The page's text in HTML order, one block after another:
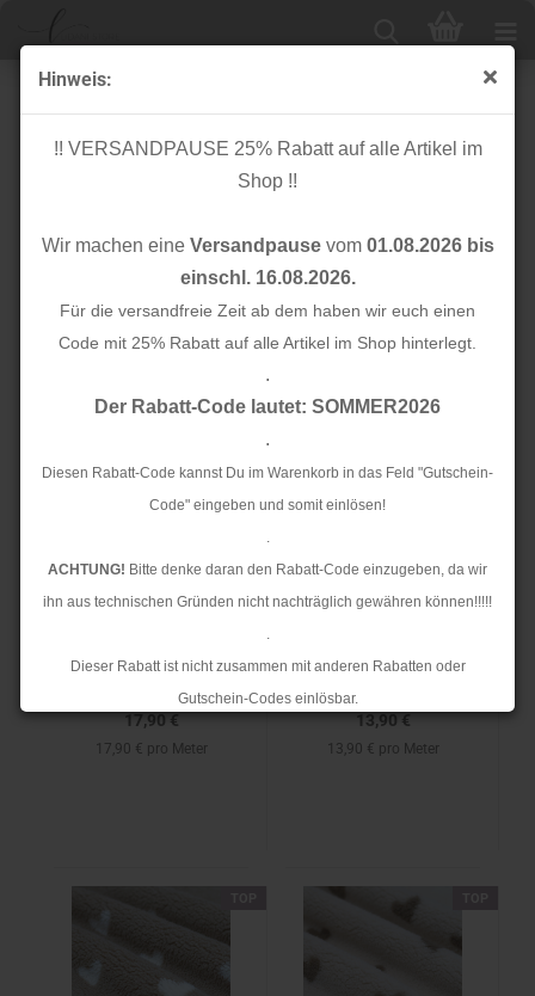
Hinweis:
!! VERSANDPAUSE 25% Rabatt auf alle Artikel im
Shop !!
Wir machen eine Versandpausevom 01.08.2026 bis
einschl. 16.08.2026.
Für die versandfreie Zeit ab dem haben wir euch einen
Code mit 25% Rabatt auf alle Artikel im Shop hinterlegt.
.
Der Rabatt-Code lautet: SOMMER2026
.
Diesen Rabatt-Code kannst Du im Warenkorb in das Feld "Gutschein-
Code" eingeben und somit einlösen!
.
ACHTUNG! Bitte denke daran den Rabatt-Code einzugeben, da wir
ihn aus technischen Gründen nicht nachträglich gewähren können!!!!!
.
Dieser Rabatt ist nicht zusammen mit anderen Rabatten oder
Gutschein-Codes einlösbar.
Bouclé, Plüsch & Teddy
24 pro Seite
2 3 »
Sherpa - Doubleside -
17,90 €
17,90 € pro Meter
Plüschstoff -
13,90 €
13,90 € pro Meter